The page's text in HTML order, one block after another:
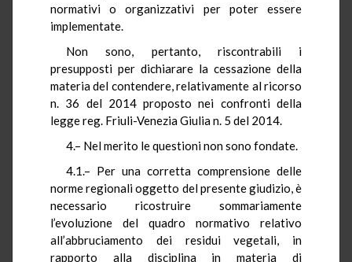
normativi o organizzativi per poter essere
implementate.
Non sono, pertanto, riscontrabili i
presupposti per dichiarare la cessazione della
materia del contendere, relativamente al ricorso
n. 36 del 2014 proposto nei confronti della
legge reg. Friuli-Venezia Giulia n. 5 del 2014.
4.– Nel merito le questioni non sono fondate.
4.1.– Per una corretta comprensione delle
norme regionali oggetto del presente giudizio, è
necessario ricostruire sommariamente
l’evoluzione del quadro normativo relativo
all’abbruciamento dei residui vegetali, in
rapporto alla disciplina in materia di